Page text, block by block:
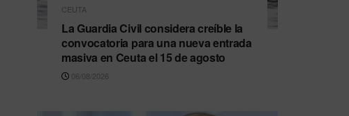
CEUTA
La Guardia Civil considera creíble la
convocatoria para una nueva entrada
masiva en Ceuta el 15 de agosto
06/08/2026